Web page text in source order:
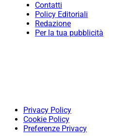
Contatti
Policy Editoriali
Redazione
Per la tua pubblicità
Privacy Policy
Cookie Policy
Preferenze Privacy